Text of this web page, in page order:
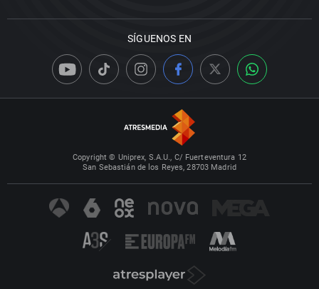
SÍGUENOS EN
Copyright © Uniprex, S.A.U., C/ Fuerteventura 12
San Sebastián de los Reyes, 28703 Madrid